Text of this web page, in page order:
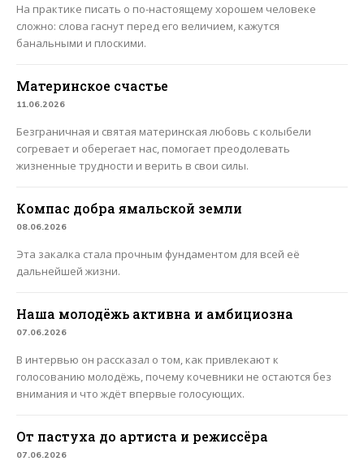
На практике писать о по-настоящему хорошем человеке
сложно: слова гаснут перед его величием, кажутся
банальными и плоскими.
Материнское счастье
11.06.2026
Безграничная и святая материнская любовь с колыбели
согревает и оберегает нас, помогает преодолевать
жизненные трудности и верить в свои силы.
Компас добра ямальской земли
08.06.2026
Эта закалка стала прочным фундаментом для всей её
дальнейшей жизни.
Наша молодёжь активна и амбициозна
07.06.2026
В интервью он рассказал о том, как привлекают к
голосованию молодёжь, почему кочевники не остаются без
внимания и что ждёт впервые голосующих.
От пастуха до артиста и режиссёра
07.06.2026